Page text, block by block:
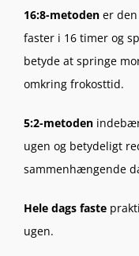
16:8-metodener den
faster i 16 timer og
betyde at springe
omkring frokosttid.
5:2-metoden
ugen og betydeligt
sammenhængende
Hele dags faste
ugen.